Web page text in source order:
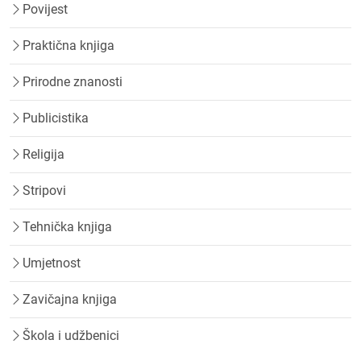
Povijest
Praktična knjiga
Prirodne znanosti
Publicistika
Religija
Stripovi
Tehnička knjiga
Umjetnost
Zavičajna knjiga
Škola i udžbenici